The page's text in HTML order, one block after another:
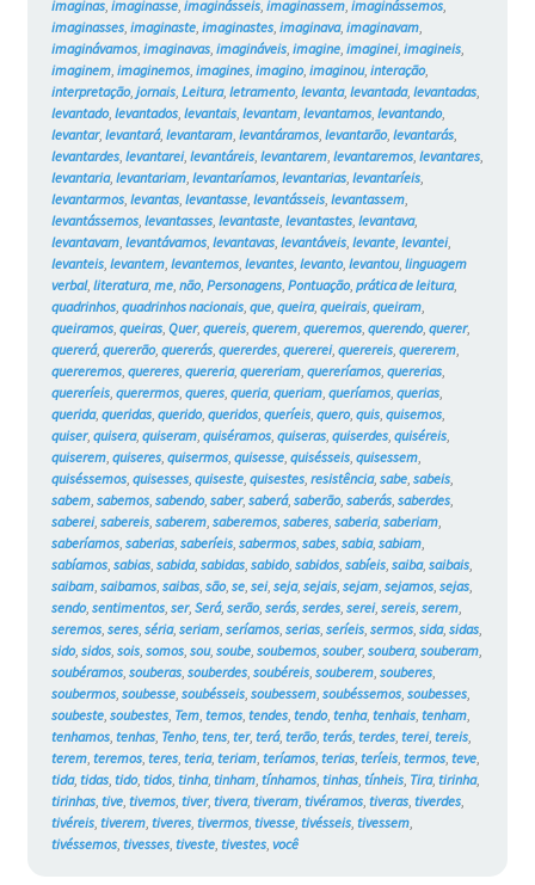
imaginas, imaginasse, imaginásseis, imaginassem, imaginássemos,
imaginasses, imaginaste, imaginastes, imaginava, imaginavam,
imaginávamos, imaginavas, imagináveis, imagine, imaginei, imagineis,
imaginem, imaginemos, imagines, imagino, imaginou, interação,
interpretação, jornais, Leitura, letramento, levanta, levantada, levantadas,
levantado, levantados, levantais, levantam, levantamos, levantando,
levantar, levantará, levantaram, levantáramos, levantarão, levantarás,
levantardes, levantarei, levantáreis, levantarem, levantaremos, levantares,
levantaria, levantariam, levantaríamos, levantarias, levantaríeis,
levantarmos, levantas, levantasse, levantásseis, levantassem,
levantássemos, levantasses, levantaste, levantastes, levantava,
levantavam, levantávamos, levantavas, levantáveis, levante, levantei,
levanteis, levantem, levantemos, levantes, levanto, levantou, linguagem
verbal, literatura, me, não, Personagens, Pontuação, prática de leitura,
quadrinhos, quadrinhos nacionais, que, queira, queirais, queiram,
queiramos, queiras, Quer, quereis, querem, queremos, querendo, querer,
quererá, quererão, quererás, quererdes, quererei, querereis, quererem,
quereremos, quereres, quereria, quereriam, quereríamos, quererias,
quereríeis, querermos, queres, queria, queriam, queríamos, querias,
querida, queridas, querido, queridos, queríeis, quero, quis, quisemos,
quiser, quisera, quiseram, quiséramos, quiseras, quiserdes, quiséreis,
quiserem, quiseres, quisermos, quisesse, quisésseis, quisessem,
quiséssemos, quisesses, quiseste, quisestes, resistência, sabe, sabeis,
sabem, sabemos, sabendo, saber, saberá, saberão, saberás, saberdes,
saberei, sabereis, saberem, saberemos, saberes, saberia, saberiam,
saberíamos, saberias, saberíeis, sabermos, sabes, sabia, sabiam,
sabíamos, sabias, sabida, sabidas, sabido, sabidos, sabíeis, saiba, saibais,
saibam, saibamos, saibas, são, se, sei, seja, sejais, sejam, sejamos, sejas,
sendo, sentimentos, ser, Será, serão, serás, serdes, serei, sereis, serem,
seremos, seres, séria, seriam, seríamos, serias, seríeis, sermos, sida, sidas,
sido, sidos, sois, somos, sou, soube, soubemos, souber, soubera, souberam,
soubéramos, souberas, souberdes, soubéreis, souberem, souberes,
soubermos, soubesse, soubésseis, soubessem, soubéssemos, soubesses,
soubeste, soubestes, Tem, temos, tendes, tendo, tenha, tenhais, tenham,
tenhamos, tenhas, Tenho, tens, ter, terá, terão, terás, terdes, terei, tereis,
terem, teremos, teres, teria, teriam, teríamos, terias, teríeis, termos, teve,
tida, tidas, tido, tidos, tinha, tinham, tínhamos, tinhas, tínheis, Tira, tirinha,
tirinhas, tive, tivemos, tiver, tivera, tiveram, tivéramos, tiveras, tiverdes,
tivéreis, tiverem, tiveres, tivermos, tivesse, tivésseis, tivessem,
tivéssemos, tivesses, tiveste, tivestes, você